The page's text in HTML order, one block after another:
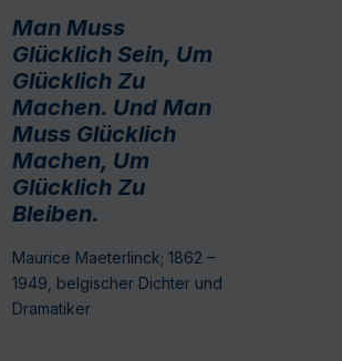
Man Muss
Glücklich Sein, Um
Glücklich Zu
Machen. Und Man
Muss Glücklich
Machen, Um
Glücklich Zu
Bleiben.
Maurice Maeterlinck; 1862 –
1949, belgischer Dichter und
Dramatiker